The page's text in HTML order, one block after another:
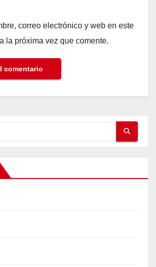
correo electrónico y web en este
la próxima vez que comente.